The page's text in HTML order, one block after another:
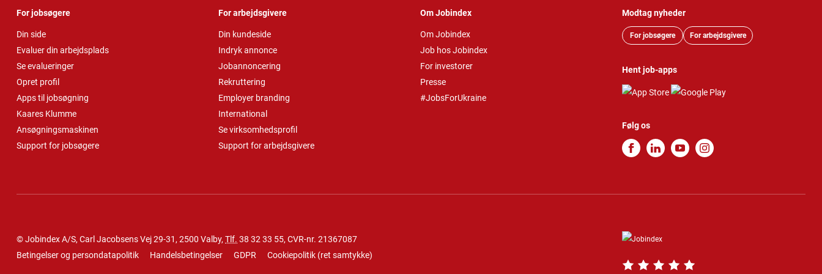
For jobsøgere
Din side
Evaluer din arbejdsplads
Se evalueringer
Opret profil
Apps til jobsøgning
Kaares Klumme
Ansøgningsmaskinen
Support for jobsøgere
For arbejdsgivere
Din kundeside
Indryk annonce
Jobannoncering
Rekruttering
Employer branding
International
Se virksomhedsprofil
Support for arbejdsgivere
Om Jobindex
Om Jobindex
Job hos Jobindex
For investorer
Presse
#JobsForUkraine
Modtag nyheder
For jobsøgere For arbejdsgivere
Hent job-apps
Følg os
© Jobindex A/S, Carl Jacobsens Vej 29-31, 2500 Valby, Tlf. 38 32 33 55, CVR-nr. 21367087
Betingelser og persondatapolitik
Handelsbetingelser GDPR Cookiepolitik (ret samtykke)